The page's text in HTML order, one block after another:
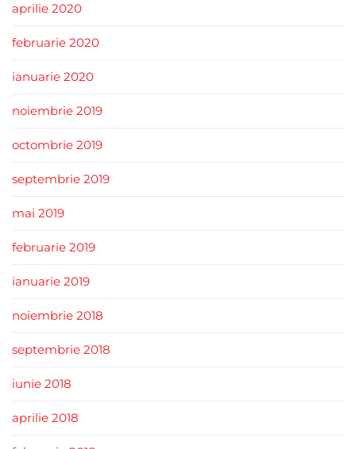
aprilie 2020
februarie 2020
ianuarie 2020
noiembrie 2019
octombrie 2019
septembrie 2019
mai 2019
februarie 2019
ianuarie 2019
noiembrie 2018
septembrie 2018
iunie 2018
aprilie 2018